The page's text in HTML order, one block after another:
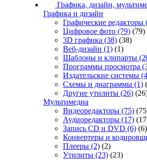
Графика, дизайн,
Графика и дизайн
Графические редакторы
Цифровое фото (79) (79)
3D графика (38) (38)
Веб-дизайн (1) (1)
Шаблоны и клипарты
Программы просмотра
Издательские системы
Схемы и диаграммы (1)
Другие утилиты (26)
Мультимедиа
Видеоредакторы (75)
Аудиоредакторы (17)
Запись CD и DVD (6) (6)
Конвертеры и
Плееры (2) (2)
Утилиты (23) (23)